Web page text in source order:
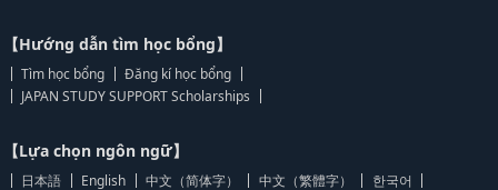
【Hướng dẫn tìm học bổng】
Tìm học bổng
Đăng kí học bổng
JAPAN STUDY SUPPORT Scholarships
【Lựa chọn ngôn ngữ】
日本語 English 中文（简体字） 中文（繁體字） 한국어